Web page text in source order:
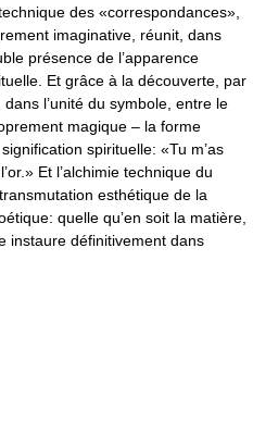
des «correspondances»,
imaginative, réunit, dans
présence de l’apparence
Et grâce à la découverte, par
l’unité du symbole, entre le
magique – la forme
spirituelle: «Tu m’as
Et l’alchimie technique du
esthétique de la
quelle qu’en soit la matière,
instaure définitivement dans